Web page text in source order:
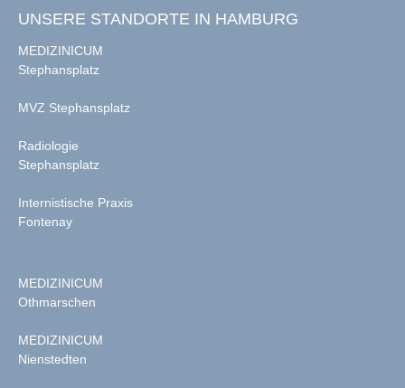
UNSERE STANDORTE IN HAMBURG
MEDIZINICUM
Stephansplatz
MVZ Stephansplatz
Radiologie
Stephansplatz
Internistische Praxis
Fontenay
MEDIZINICUM
Othmarschen
MEDIZINICUM
Nienstedten